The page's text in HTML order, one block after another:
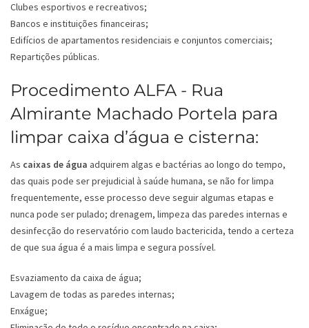
Clubes esportivos e recreativos;
Bancos e instituições financeiras;
Edifícios de apartamentos residenciais e conjuntos comerciais;
Repartições públicas.
Procedimento ALFA - Rua
Almirante Machado Portela para
limpar caixa d’água e cisterna:
As caixas de água adquirem algas e bactérias ao longo do tempo,
das quais pode ser prejudicial à saúde humana, se não for limpa
frequentemente, esse processo deve seguir algumas etapas e
nunca pode ser pulado; drenagem, limpeza das paredes internas e
desinfecção do reservatório com laudo bactericida, tendo a certeza
de que sua água é a mais limpa e segura possível.
Esvaziamento da caixa de água;
Lavagem de todas as paredes internas;
Enxágue;